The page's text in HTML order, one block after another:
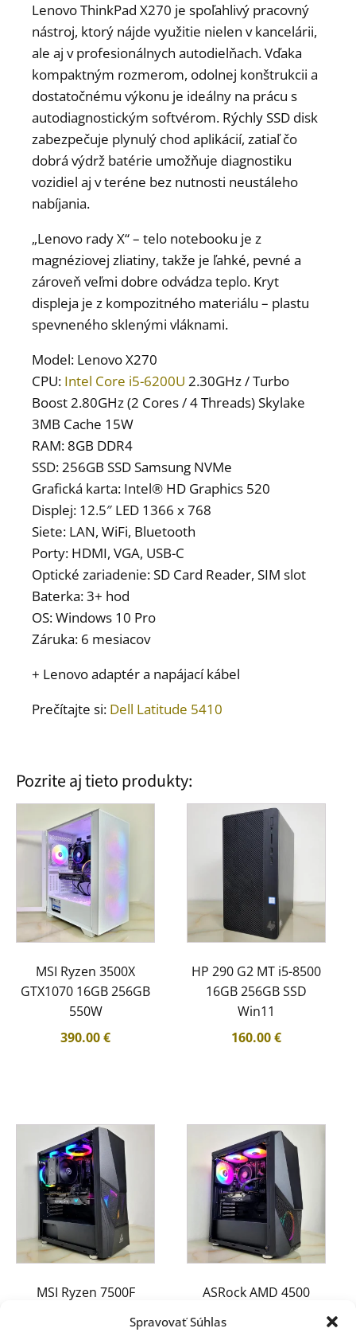
Spravovať Súhlas
Lenovo ThinkPad X270 je spoľahlivý pracovný
nástroj, ktorý nájde využitie nielen v kancelárii,
ale aj v profesionálnych autodielňach. Vďaka
kompaktným rozmerom, odolnej konštrukcii a
dostatočnému výkonu je ideálny na prácu s
autodiagnostickým softvérom. Rýchly SSD disk
zabezpečuje plynulý chod aplikácií, zatiaľ čo
dobrá výdrž batérie umožňuje diagnostiku
vozidiel aj v teréne bez nutnosti neustáleho
nabíjania.
„Lenovo rady X“ – telo notebooku je z
magnéziovej zliatiny, takže je ľahké, pevné a
zároveň veľmi dobre odvádza teplo. Kryt
displeja je z kompozitného materiálu – plastu
spevneného sklenými vláknami.
Model: Lenovo X270
CPU: Intel Core i5-6200U 2.30GHz / Turbo
Boost 2.80GHz (2 Cores / 4 Threads) Skylake
3MB Cache 15W
RAM: 8GB DDR4
SSD: 256GB SSD Samsung NVMe
Grafická karta: Intel® HD Graphics 520
Displej: 12.5″ LED 1366 x 768
Siete: LAN, WiFi, Bluetooth
Porty: HDMI, VGA, USB-C
Optické zariadenie: SD Card Reader, SIM slot
Baterka: 3+ hod
OS: Windows 10 Pro
Záruka: 6 mesiacov
+ Lenovo adaptér a napájací kábel
Prečítajte si: Dell Latitude 5410
Pozrite aj tieto produkty:
MSI Ryzen 3500X
GTX1070 16GB 256GB
550W
390.00€
HP 290 G2 MT i5-8500
16GB 256GB SSD
Win11
160.00€
MSI Ryzen 7500F
ASRock AMD 4500